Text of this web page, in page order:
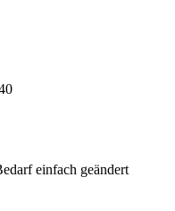
einfach geändert